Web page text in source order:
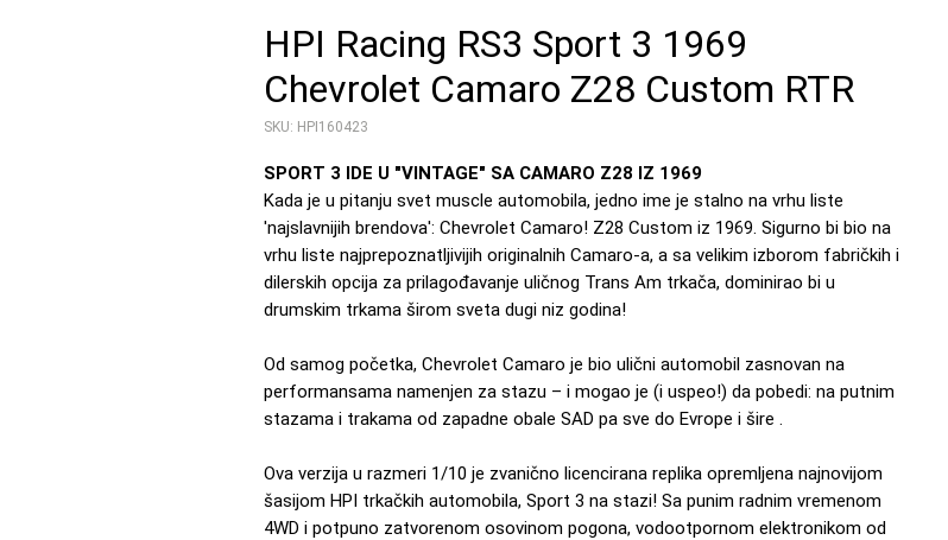
HPI Racing RS3 Sport 3 1969
Chevrolet Camaro Z28 Custom RTR
SKU: HPI160423
SPORT 3 IDE U "VINTAGE" SA CAMARO Z28 IZ 1969
Kada je u pitanju svet muscle automobila, jedno ime je stalno na vrhu liste
'najslavnijih brendova': Chevrolet Camaro! Z28 Custom iz 1969. Sigurno bi bio na
vrhu liste najprepoznatljivijih originalnih Camaro-a, a sa velikim izborom fabričkih i
dilerskih opcija za prilagođavanje uličnog Trans Am trkača, dominirao bi u
drumskim trkama širom sveta dugi niz godina!
Od samog početka, Chevrolet Camaro je bio ulični automobil zasnovan na
performansama namenjen za stazu – i mogao je (i uspeo!) da pobedi: na putnim
stazama i trakama od zapadne obale SAD pa sve do Evrope i šire .
Ova verzija u razmeri 1/10 je zvanično licencirana replika opremljena najnovijom
šasijom HPI trkačkih automobila, Sport 3 na stazi! Sa punim radnim vremenom
4WD i potpuno zatvorenom osovinom pogona, vodootpornom elektronikom od